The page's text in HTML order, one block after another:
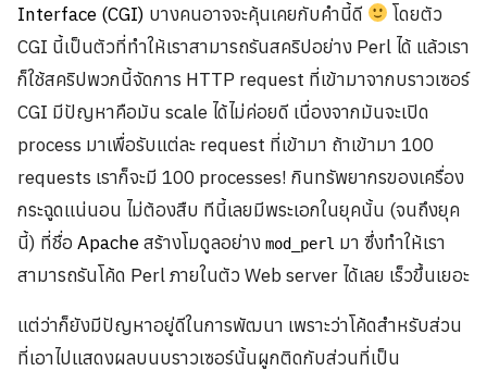
Interface (CGI) บางคนอาจจะคุ้นเคยกับคำนี้ดี
โดยตัว
CGI นี้เป็นตัวที่ทำให้เราสามารถรันสคริปอย่าง Perl ได้ แล้วเรา
ก็ใช้สคริปพวกนี้จัดการ HTTP request ที่เข้ามาจากบราวเซอร์
CGI มีปัญหาคือมัน scale ได้ไม่ค่อยดี เนื่องจากมันจะเปิด
process มาเพื่อรับแต่ละ request ที่เข้ามา ถ้าเข้ามา 100
requests เราก็จะมี 100 processes! กินทรัพยากรของเครื่อง
กระฉูดแน่นอน ไม่ต้องสืบ ทีนี้เลยมีพระเอกในยุคนั้น (จนถึงยุค
นี้) ที่ชื่อ Apacheสร้างโมดูลอย่าง mod_perl มา ซึ่งทำให้เรา
สามารถรันโค้ด Perl ภายในตัว Web server ได้เลย เร็วขึ้นเยอะ
แต่ว่าก็ยังมีปัญหาอยู่ดีในการพัฒนา เพราะว่าโค้ดสำหรับส่วน
ที่เอาไปแสดงผลบนบราวเซอร์นั้นผูกติดกับส่วนที่เป็น